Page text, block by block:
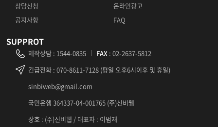
상담신청
온라인광고
공지사항
FAQ
SUPPROT
제작상담 : 1544-0835 FAX : 02-2637-5812
긴급전화 : 070-8611-7128 (평일 오후6시이후 및 휴일)
sinbiweb@gmail.com
국민은행 364337-04-001765 (주)신비웹
상호 : (주)신비웹 / 대표자 : 이범재